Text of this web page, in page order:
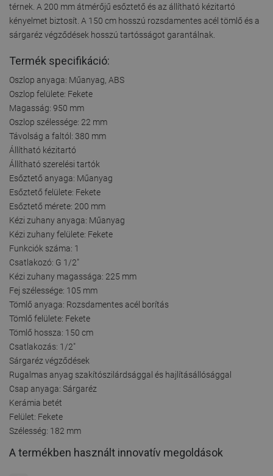
térnek. A 200 mm átmérőjű esőztető és az állítható kézitartó
kényelmet biztosít. A 150 cm hosszú rozsdamentes acél tömlő és a
sárgaréz végződések hosszú tartósságot garantálnak.
Termék specifikáció:
Oszlop anyaga: Műanyag, ABS
Oszlop felülete: Fekete
Magasság: 950 mm
Oszlop szélessége: 22 mm
Távolság a faltól: 380 mm
Állítható kézitartó
Állítható szerelési tartók
Esőztető anyaga: Műanyag
Esőztető felülete: Fekete
Esőztető mérete: 200 mm
Kézi zuhany anyaga: Műanyag
Kézi zuhany felülete: Fekete
Funkciók száma: 1
Csatlakozó: G 1/2"
Kézi zuhany magassága: 225 mm
Fej szélessége: 105 mm
Tömlő anyaga: Rozsdamentes acél borítás
Tömlő felülete: Fekete
Tömlő hossza: 150 cm
Csatlakozás: 1/2"
Sárgaréz végződések
Rugalmas anyag szakítószilárdsággal és hajlításállósággal
Csap anyaga: Sárgaréz
Kerámia betét
Felület: Fekete
Szélesség: 182 mm
A termékben használt innovatív megoldások